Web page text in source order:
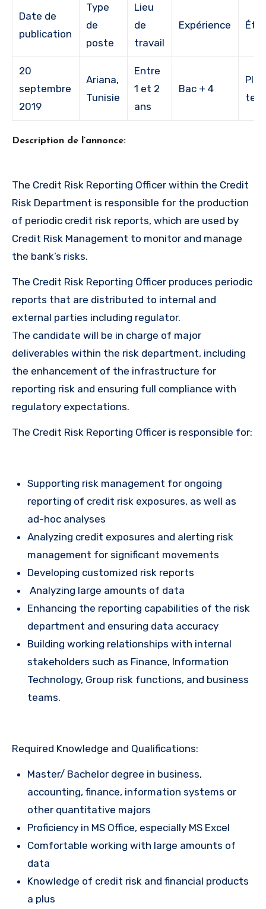
Date de
publication
Type
de
poste
Lieu
de
travail
Expérience
20
septembre
2019
Ariana,
Tunisie
Entre
1 et 2
ans
Bac + 4
Description de l’annonce:
The Credit Risk Reporting Officer within the Credit
Risk Department is responsible for the production
of periodic credit risk reports, which are used by
Credit Risk Management to monitor and manage
the bank’s risks.
The Credit Risk Reporting Officer produces periodic
reports that are distributed to internal and
external parties including regulator.
The candidate will be in charge of major
deliverables within the risk department, including
the enhancement of the infrastructure for
reporting risk and ensuring full compliance with
regulatory expectations.
The Credit Risk Reporting Officer is responsible for:
Supporting risk management for ongoing
reporting of credit risk exposures, as well as
ad-hoc analyses
Analyzing credit exposures and alerting risk
management for significant movements
Developing customized risk reports
Analyzing large amounts of data
Enhancing the reporting capabilities of the risk
department and ensuring data accuracy
Building working relationships with internal
stakeholders such as Finance, Information
Technology, Group risk functions, and business
teams.
Required Knowledge and Qualifications:
Master/ Bachelor degree in business,
accounting, finance, information systems or
other quantitative majors
Proficiency in MS Office, especially MS Excel
Comfortable working with large amounts of
data
Knowledge of credit risk and financial products
a plus